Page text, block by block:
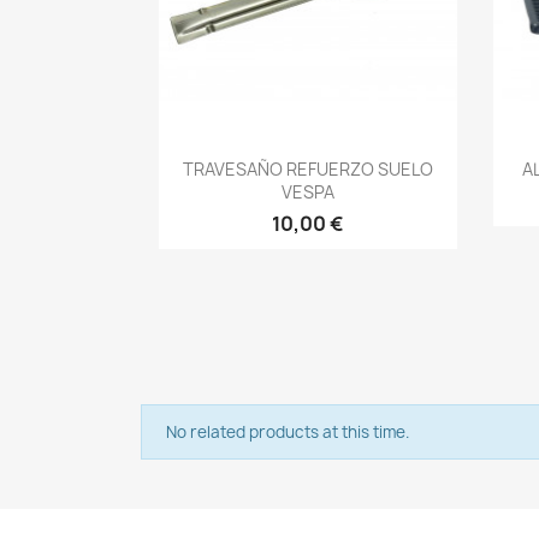
Vista rápida
TRAVESAÑO REFUERZO SUELO
VESPA
10,00 €
No related products at this time.